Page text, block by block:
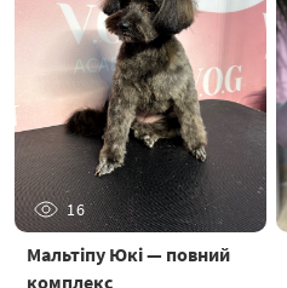
16
Мальтіпу Юкі — повний
комплекс